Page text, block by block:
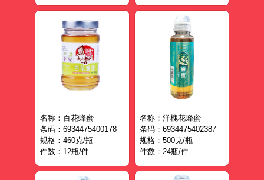
名称：百花蜂蜜
条码：6934475400178
规格：460克/瓶
件数：12瓶/件
名称：洋槐花蜂蜜
条码：6934475402387
规格：500克/瓶
件数：24瓶/件